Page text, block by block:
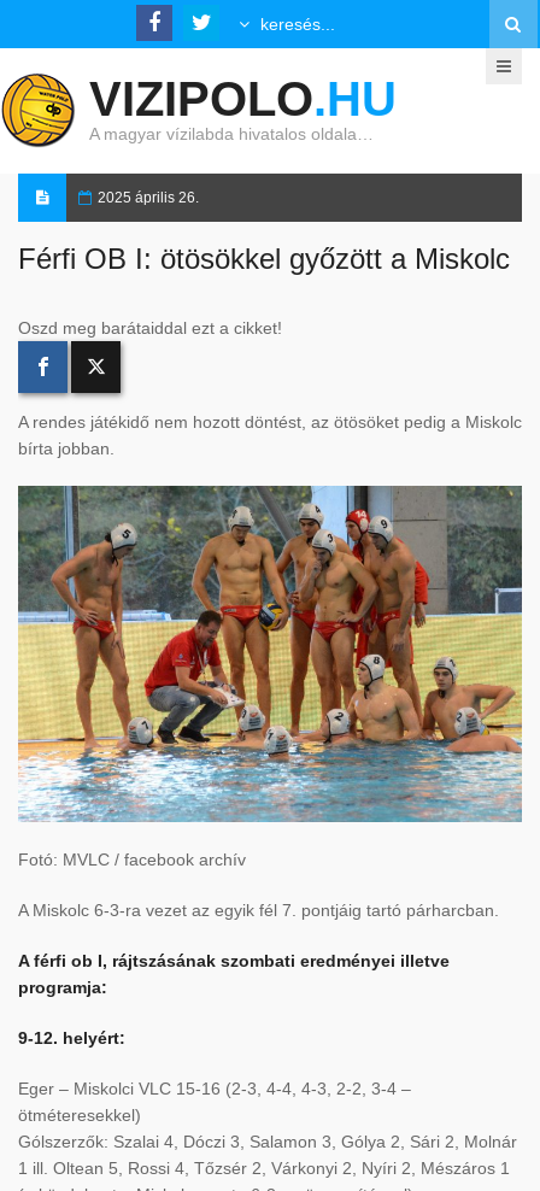
VIZIPOLO.HU
A magyar vízilabda hivatalos oldala…
2025 április 26.
Férfi OB I: ötösökkel győzött a Miskolc
Oszd meg barátaiddal ezt a cikket!
A rendes játékidő nem hozott döntést, az ötösöket pedig a Miskolc
bírta jobban.
Fotó: MVLC / facebook archív
A Miskolc 6-3-ra vezet az egyik fél 7. pontjáig tartó párharcban.
A férfi ob I, rájtszásának szombati eredményei illetve
programja:
9-12. helyért:
Eger – Miskolci VLC 15-16 (2-3, 4-4, 4-3, 2-2, 3-4 –
ötméteresekkel)
Gólszerzők: Szalai 4, Dóczi 3, Salamon 3, Gólya 2, Sári 2, Molnár
1 ill. Oltean 5, Rossi 4, Tőzsér 2, Várkonyi 2, Nyíri 2, Mészáros 1